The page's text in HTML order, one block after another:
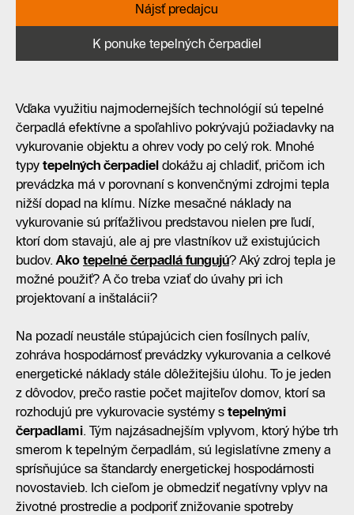
Nájsť predajcu
K ponuke tepelných čerpadiel
Vďaka využitiu najmodernejších technológií sú tepelné
čerpadlá efektívne a spoľahlivo pokrývajú požiadavky na
vykurovanie objektu a ohrev vody po celý rok. Mnohé
typy tepelných čerpadiel dokážu aj chladiť, pričom ich
prevádzka má v porovnaní s konvenčnými zdrojmi tepla
nižší dopad na klímu. Nízke mesačné náklady na
vykurovanie sú príťažlivou predstavou nielen pre ľudí,
ktorí dom stavajú, ale aj pre vlastníkov už existujúcich
budov.Ako tepelné čerpadlá fungujú? Aký zdroj tepla je
možné použiť? A čo treba vziať do úvahy pri ich
projektovaní a inštalácii?
Na pozadí neustále stúpajúcich cien fosílnych palív,
zohráva hospodárnosť prevádzky vykurovania a celkové
energetické náklady stále dôležitejšiu úlohu. To je jeden
z dôvodov, prečo rastie počet majiteľov domov, ktorí sa
rozhodujú pre vykurovacie systémy s tepelnými
čerpadlami. Tým najzásadnejším vplyvom, ktorý hýbe trh
smerom k tepelným čerpadlám, sú legislatívne zmeny a
sprísňujúce sa štandardy energetickej hospodárnosti
novostavieb. Ich cieľom je obmedziť negatívny vplyv na
životné prostredie a podporiť znižovanie spotreby